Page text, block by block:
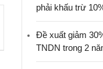
phải khấu trừ
Đề xuất giảm
TNDN trong 2